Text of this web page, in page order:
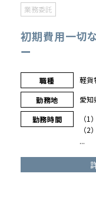
業務委託
初期費用一切
ー
職種
軽貨
勤務地
愛知
勤務時間
（
（
...